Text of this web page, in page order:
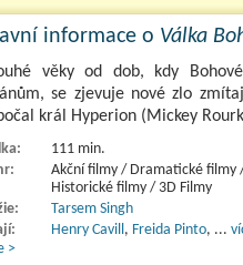
informace o Válka
věky od dob, kdy
se zjevuje nové zlo
král Hyperion (Mickey
111 min.
Akční filmy / Dramatické filmy
Historické filmy / 3D Filmy
Tarsem Singh
Henry Cavill , Freida Pinto, ...
>